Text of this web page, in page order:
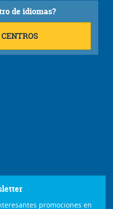
de idiomas?
promociones en